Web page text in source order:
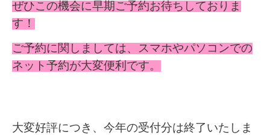
ぜひこの機会に早期ご予約お待ちしておりま
す！
ご予約に関しましては、スマホやパソコンでの
ネット予約が大変便利です。
大変好評につき、今年の受付分は終了いたしま